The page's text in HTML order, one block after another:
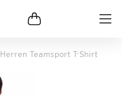
Herren Teamsport T-Shirt